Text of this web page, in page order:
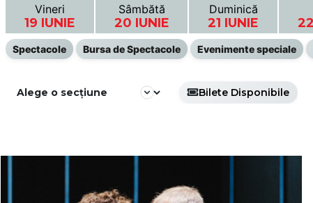
Vineri
19 IUNIE
Sâmbătă
20 IUNIE
Duminică
21 IUNIE
Spectacole Bursa de Spectacole Evenimente speciale
Bilete Disponibile